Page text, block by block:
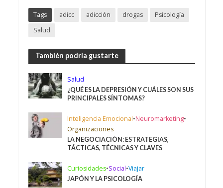
Tags adicc adicción drogas
Psicología
Salud
También podría gustarte
Salud
¿QUÉ ES LA DEPRESIÓN Y CUÁLES SON SUS
PRINCIPALES SÍNTOMAS?
Inteligencia Emocional•Neuromarketing•
Organizaciones
LA NEGOCIACIÓN: ESTRATEGIAS,
TÁCTICAS, TÉCNICAS Y CLAVES
Curiosidades•Social•Viajar
JAPÓN Y LA PSICOLOGÍA